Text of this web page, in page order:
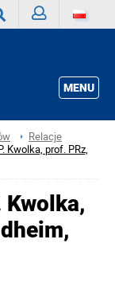
MENU
Relacje
Kwolka, prof. PRz,
Kwolka,